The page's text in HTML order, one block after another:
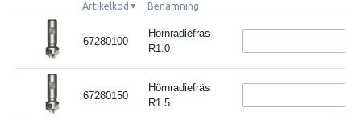
Artikelkod Benämning
67280100
Hörnradiefräs
R1.0
67280150
Hörnradiefräs
R1.5